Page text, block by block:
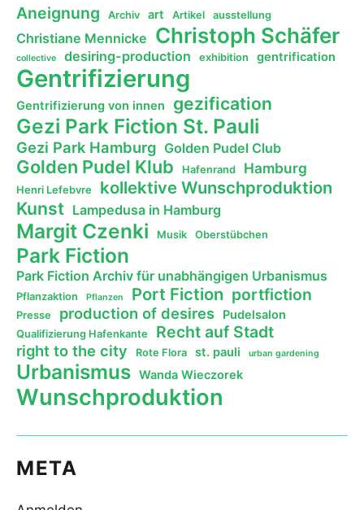
Aneignung Archiv art Artikel ausstellung
Christiane Mennicke Christoph Schäfer
collective desiring-production exhibition gentrification
Gentrifizierung
Gentrifizierung von innen gezification
Gezi Park Fiction St. Pauli
Gezi Park Hamburg Golden Pudel Club
Golden Pudel Klub Hafenrand Hamburg
Henri Lefebvre kollektive Wunschproduktion
Kunst Lampedusa in Hamburg
Margit Czenki Musik Oberstübchen
Park Fiction
Park Fiction Archiv für unabhängigen Urbanismus
Pflanzaktion Pflanzen Port Fiction portfiction
Presse production of desires Pudelsalon
Qualifizierung Hafenkante Recht auf Stadt
right to the city Rote Flora st. pauli urban gardening
Urbanismus Wanda Wieczorek
Wunschproduktion
META